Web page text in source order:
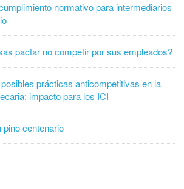
normativo para intermediarios
pactar no competir por sus empleados?
prácticas anticompetitivas en la
impacto para los ICI
centenario